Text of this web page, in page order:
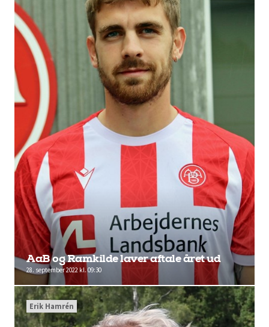
AaB og Ramkilde laver aftale året ud
28. september 2022 kl. 09:30
Erik Hamrén